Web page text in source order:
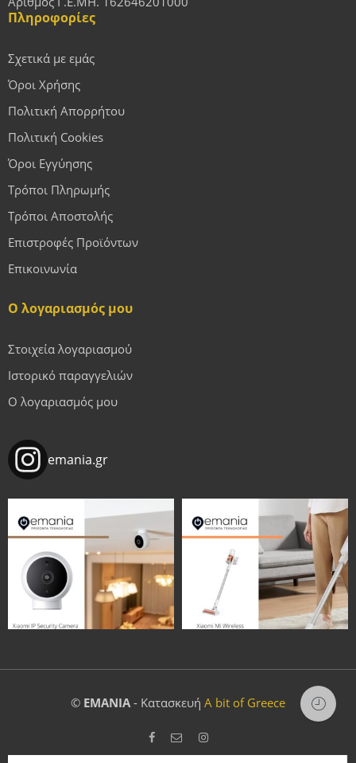
Πληροφορίες
Σχετικά με εμάς
Όροι Χρήσης
Πολιτική Απορρήτου
Πολιτική Cookies
Όροι Εγγύησης
Τρόποι Πληρωμής
Τρόποι Αποστολής
Επιστροφές Προϊόντων
Επικοινωνία
Ο λογαριασμός μου
Στοιχεία λογαριασμού
Ιστορικό παραγγελιών
Ο λογαριασμός μου
emania.gr
© EMANIA- Κατασκευή A bit of Greece